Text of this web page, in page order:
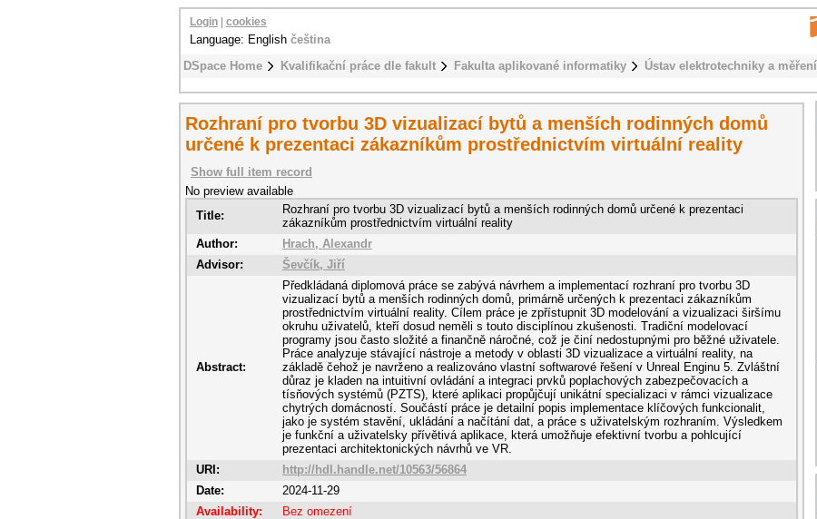
DSpace Home Kvalifikační práce dle fakult Fakulta aplikované informatiky Ústav elektrotechniky a měření
Login cookies
Language: English čeština
Rozhraní pro tvorbu 3D vizualizací bytů a menších rodinných domů
určené k prezentaci zákazníkům prostřednictvím virtuální reality
Show full item record
No preview available
Title:
Rozhraní pro tvorbu 3D vizualizací bytů a menších rodinných domů určené k prezentaci
zákazníkům prostřednictvím virtuální reality
Author:
Hrach, Alexandr
Advisor:
Ševčík, Jiří
Abstract:
Předkládaná diplomová práce se zabývá návrhem a implementací rozhraní pro tvorbu 3D
vizualizací bytů a menších rodinných domů, primárně určených k prezentaci zákazníkům
prostřednictvím virtuální reality. Cílem práce je zpřístupnit 3D modelování a vizualizaci širšímu
okruhu uživatelů, kteří dosud neměli s touto disciplínou zkušenosti. Tradiční modelovací
programy jsou často složité a finančně náročné, což je činí nedostupnými pro běžné uživatele.
Práce analyzuje stávající nástroje a metody v oblasti 3D vizualizace a virtuální reality, na
základě čehož je navrženo a realizováno vlastní softwarové řešení v Unreal Enginu 5. Zvláštní
důraz je kladen na intuitivní ovládání a integraci prvků poplachových zabezpečovacích a
tísňových systémů (PZTS), které aplikaci propůjčují unikátní specializaci v rámci vizualizace
chytrých domácností. Součástí práce je detailní popis implementace klíčových funkcionalit,
jako je systém stavění, ukládání a načítání dat, a práce s uživatelským rozhraním. Výsledkem
je funkční a uživatelsky přívětivá aplikace, která umožňuje efektivní tvorbu a pohlcující
prezentaci architektonických návrhů ve VR.
URI:
http://hdl.handle.net/10563/56864
Date:
2024-11-29
Availability:
Bez omezení